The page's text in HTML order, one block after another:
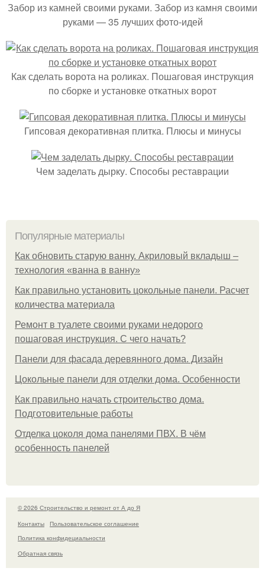
Забор из камней своими руками. Забор из камня своими
руками — 35 лучших фото-идей
Как сделать ворота на роликах. Пошаговая инструкция
по сборке и установке откатных ворот
Гипсовая декоративная плитка. Плюсы и минусы
Чем заделать дырку. Способы реставрации
Популярные материалы
Как обновить старую ванну. Акриловый вкладыш –
технология «ванна в ванну»
Как правильно установить цокольные панели. Расчет
количества материала
Ремонт в туалете своими руками недорого
пошаговая инструкция. С чего начать?
Панели для фасада деревянного дома. Дизайн
Цокольные панели для отделки дома. Особенности
Как правильно начать строительство дома.
Подготовительные работы
Отделка цоколя дома панелями ПВХ. В чём
особенность панелей
© 2026 Строительство и ремонт от А до Я
Контакты
Пользовательское соглашение
Политика конфидециальности
Обратная связь